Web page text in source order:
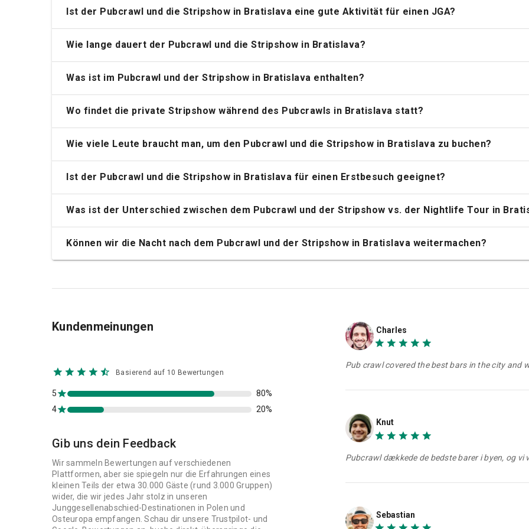
Ist der Pubcrawl und die Stripshow in Bratislava eine gute Aktivität für einen JGA?
Wie lange dauert der Pubcrawl und die Stripshow in Bratislava?
Was ist im Pubcrawl und der Stripshow in Bratislava enthalten?
Wo findet die private Stripshow während des Pubcrawls in Bratislava statt?
Wie viele Leute braucht man, um den Pubcrawl und die Stripshow in Bratislava zu buchen?
Ist der Pubcrawl und die Stripshow in Bratislava für einen Erstbesuch geeignet?
Was ist der Unterschied zwischen dem Pubcrawl und der Stripshow vs. der Nightlife Tour in
Können wir die Nacht nach dem Pubcrawl und der Stripshow in Bratislava weitermachen?
Kundenmeinungen
Basierend auf 10 Bewertungen
4 20%
5 80%
Gib uns dein Feedback
Wir sammeln Bewertungen auf verschiedenen
Plattformen, aber sie spiegeln nur die Erfahrungen eines
kleinen Teils der etwa 30.000 Gäste (rund 3.000 Gruppen)
wider, die wir jedes Jahr stolz in unseren
Junggesellenabschied-Destinationen in Polen und
Osteuropa empfangen. Schau dir unsere Trustpilot- und
Charles
Pub crawl covered the best bars in the city and
Knut
Pubcrawl dækkede de bedste barer i byen, og vi
Sebastian